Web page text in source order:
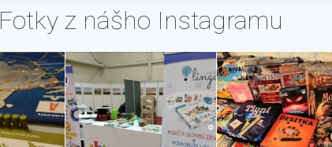
Fotky z nášho Instagramu